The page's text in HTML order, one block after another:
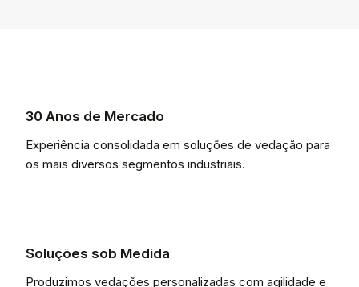
30 Anos de Mercado
Experiência consolidada em soluções de vedação para
os mais diversos segmentos industriais.
Soluções sob Medida
Produzimos vedações personalizadas com agilidade e